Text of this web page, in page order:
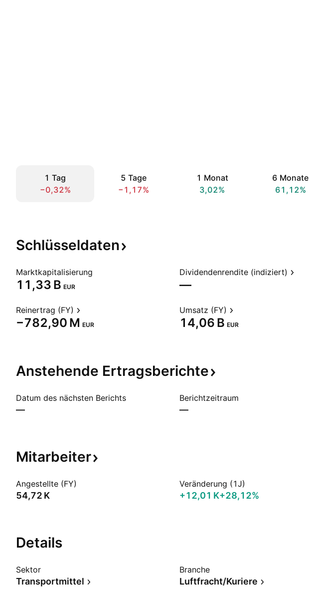
1 Tag
−0,32%
5 Tage
−1,17%
1 Monat
3,02%
6 Monate
61,12%
Schlüsseldaten
Marktkapitalisierung
‪11,33 B‬ EUR
Dividendenrendite (indiziert)
—
Reinertrag (FY)
‪−782,90 M‬ EUR
Umsatz (FY)
‪14,06 B‬ EUR
Anstehende Ertragsberichte
Datum des nächsten Berichts
—
Berichtzeitraum
—
Mitarbeiter
Angestellte (FY)
‪54,72 K‬
Veränderung (1J)
‪+12,01 K‬+28,12%
Details
Sektor
Transportmittel
Branche
Luftfracht/Kuriere